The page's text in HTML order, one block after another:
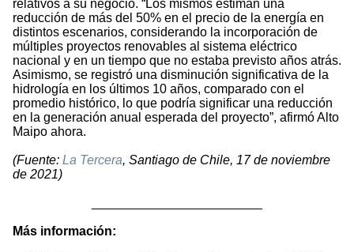
relativos a su negocio. “Los mismos estiman una
reducción de más del 50% en el precio de la energía en
distintos escenarios, considerando la incorporación de
múltiples proyectos renovables al sistema eléctrico
nacional y en un tiempo que no estaba previsto años atrás.
Asimismo, se registró una disminución significativa de la
hidrología en los últimos 10 años, comparado con el
promedio histórico, lo que podría significar una reducción
en la generación anual esperada del proyecto”, afirmó Alto
Maipo ahora.
(Fuente: La Tercera, Santiago de Chile, 17 de noviembre
de 2021)
Más información: